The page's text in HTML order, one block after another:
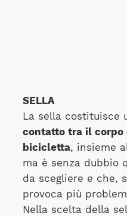
SELLA
La sella costituisce
contatto tra il
bicicletta, insieme
ma è senza dubbio
da scegliere e che,
provoca più
Nella scelta della